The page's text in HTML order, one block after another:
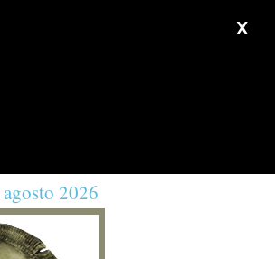
X
2026